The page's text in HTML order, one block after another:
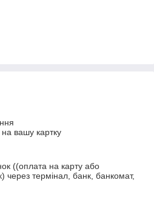
вашу картку
((оплата на карту або
через термінал, банк, банкомат,